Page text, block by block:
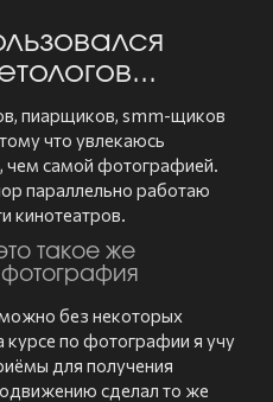
пиарщиков, smm-щиков
что увлекаюсь
самой фотографией.
параллельно работаю
кинотеатров.
такое же
фотография
без некоторых
курсе по фотографии я учу
для получения
сделал то же